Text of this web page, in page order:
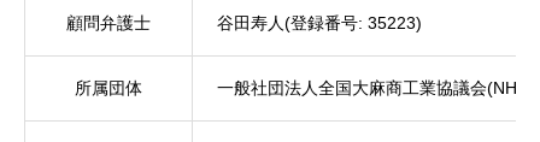
顧問弁護士 谷田寿人(登録番号: 35223)
所属団体 一般社団法人全国大麻商工業協議会(NHIC)